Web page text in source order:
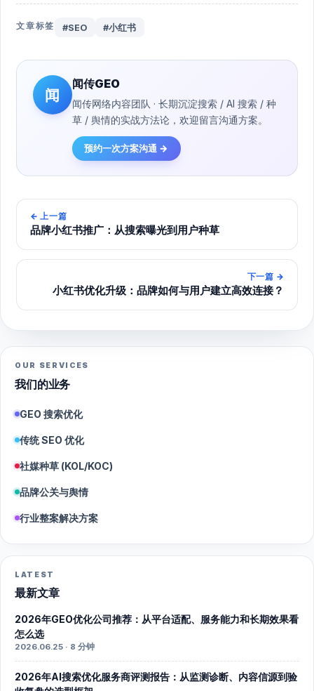
文章标签 #SEO #小红书
闻
闻传GEO
闻传网络内容团队 · 长期沉淀搜索 / AI 搜索 / 种
草 / 舆情的实战方法论，欢迎留言沟通方案。
预约一次方案沟通 →
← 上一篇
品牌小红书推广：从搜索曝光到用户种草
下一篇 →
小红书优化升级：品牌如何与用户建立高效连接？
OUR SERVICES
我们的业务
GEO 搜索优化
传统 SEO 优化
社媒种草 (KOL/KOC)
品牌公关与舆情
行业整案解决方案
LATEST
最新文章
2026年GEO优化公司推荐：从平台适配、服务能力和长期效果看
怎么选
2026.06.25 · 8 分钟
2026年AI搜索优化服务商评测报告：从监测诊断、内容信源到验